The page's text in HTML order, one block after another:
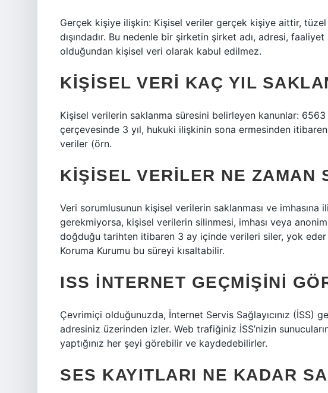
Gerçek kişiye ilişkin: Kişisel veriler gerçek kişiye aittir,
dışındadır. Bu nedenle bir şirketin şirket adı, adresi,
olduğundan kişisel veri olarak kabul edilmez.
KIŞISEL VERI KAÇ YIL
Kişisel verilerin saklanma süresini belirleyen kanunlar: 6563
çerçevesinde 3 yıl, hukuki ilişkinin sona ermesinden
veriler (örn.
KIŞISEL VERILER NE ZAMAN
Veri sorumlusunun kişisel verilerin saklanması ve imhasına
gerekmiyorsa, kişisel verilerin silinmesi, imhası veya
doğduğu tarihten itibaren 3 ay içinde verileri siler, yok
Koruma Kurumu bu süreyi kısaltabilir.
ISS INTERNET GEÇMIŞINI
Çevrimiçi olduğunuzda, İnternet Servis Sağlayıcınız (İSS)
adresiniz üzerinden izler. Web trafiğiniz İSS’nizin
yaptığınız her şeyi görebilir ve kaydedebilirler.
SES KAYITLARI NE KADAR